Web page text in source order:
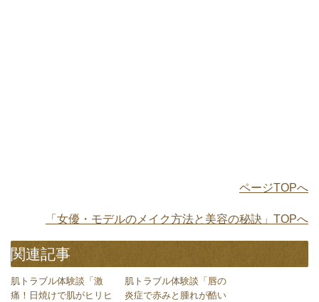
ページTOPへ
「女優・モデルのメイク方法と美容の秘訣」TOPへ
関連記事
肌トラブル体験談「激
痛！日焼けで肌がヒリヒ
肌トラブル体験談「唇の
炎症で赤みと腫れが酷い